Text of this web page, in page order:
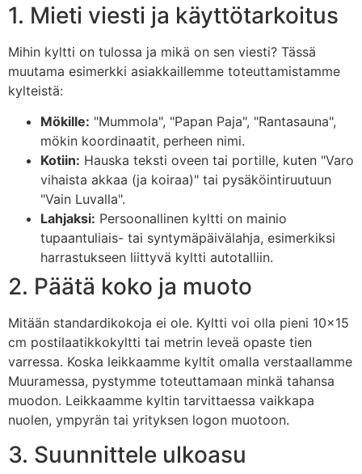
1. Mieti viesti ja käyttötarkoitus
Mihin kyltti on tulossa ja mikä on sen viesti? Tässä
muutama esimerkki asiakkaillemme toteuttamistamme
kylteistä:
Mökille: "Mummola", "Papan Paja", "Rantasauna",
mökin koordinaatit, perheen nimi.
Kotiin: Hauska teksti oveen tai portille, kuten "Varo
vihaista akkaa (ja koiraa)" tai pysäköintiruutuun
"Vain Luvalla".
Lahjaksi: Persoonallinen kyltti on mainio
tupaantuliais- tai syntymäpäivälahja, esimerkiksi
harrastukseen liittyvä kyltti autotalliin.
2. Päätä koko ja muoto
Mitään standardikokoja ei ole. Kyltti voi olla pieni 10×15
cm postilaatikkokyltti tai metrin leveä opaste tien
varressa. Koska leikkaamme kyltit omalla verstaallamme
Muuramessa, pystymme toteuttamaan minkä tahansa
muodon. Leikkaamme kyltin tarvittaessa vaikkapa
nuolen, ympyrän tai yrityksen logon muotoon.
3. Suunnittele ulkoasu